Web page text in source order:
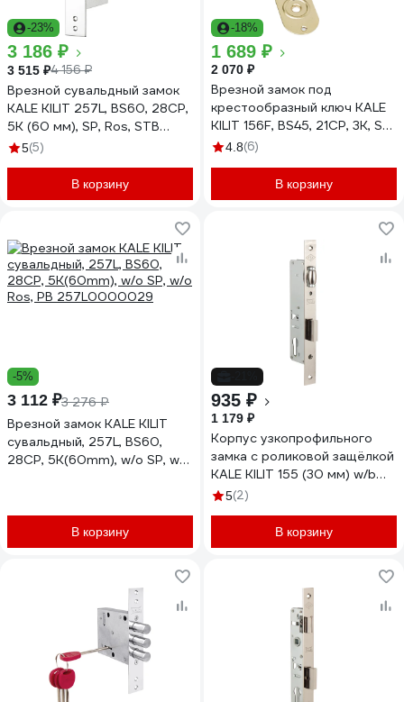
-23%
3 186 ₽
3 515 ₽4 156 ₽
Врезной сувальдный замок
KALE KILIT 257L, BS60, 28CP,
5K (60 мм), SP, Ros, STB
257L0000030
5(5)
В корзину
-18%
1 689 ₽
2 070 ₽
Врезной замок под
крестообразный ключ KALE
KILIT 156F, BS45, 21CP, 3K, SP,
Ros, STB 156F0000003
4.8(6)
В корзину
-5%
3 112 ₽3 276 ₽
Врезной замок KALE KILIT
сувальдный, 257L, BS60,
28CP, 5K(60mm), w/o SP, w/o
В корзину
935 ₽
1 179 ₽
Корпус узкопрофильного
замка с роликовой защёлкой
KALE KILIT 155 (30 мм) w/b
никель 8184
5(2)
В корзину